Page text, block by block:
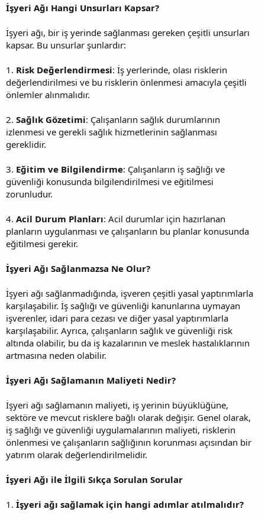
İşyeri Ağı Hangi Unsurları Kapsar?
İşyeri ağı, bir iş yerinde sağlanması gereken çeşitli unsurları
kapsar. Bu unsurlar şunlardır:
1. Risk Değerlendirmesi: İş yerlerinde, olası risklerin
değerlendirilmesi ve bu risklerin önlenmesi amacıyla çeşitli
önlemler alınmalıdır.
2. Sağlık Gözetimi: Çalışanların sağlık durumlarının
izlenmesi ve gerekli sağlık hizmetlerinin sağlanması
gereklidir.
3. Eğitim ve Bilgilendirme: Çalışanların iş sağlığı ve
güvenliği konusunda bilgilendirilmesi ve eğitilmesi
zorunludur.
4. Acil Durum Planları: Acil durumlar için hazırlanan
planların uygulanması ve çalışanların bu planlar konusunda
eğitilmesi gerekir.
İşyeri Ağı Sağlanmazsa Ne Olur?
İşyeri ağı sağlanmadığında, işveren çeşitli yasal yaptırımlarla
karşılaşabilir. İş sağlığı ve güvenliği kanunlarına uymayan
işverenler, idari para cezası ve diğer yasal yaptırımlarla
karşılaşabilir. Ayrıca, çalışanların sağlık ve güvenliği risk
altında olabilir, bu da iş kazalarının ve meslek hastalıklarının
artmasına neden olabilir.
İşyeri Ağı Sağlamanın Maliyeti Nedir?
İşyeri ağı sağlamanın maliyeti, iş yerinin büyüklüğüne,
sektöre ve mevcut risklere bağlı olarak değişir. Genel olarak,
iş sağlığı ve güvenliği uygulamalarının maliyeti, risklerin
önlenmesi ve çalışanların sağlığının korunması açısından bir
yatırım olarak değerlendirilmelidir.
İşyeri Ağı ile İlgili Sıkça Sorulan Sorular
1. İşyeri ağı sağlamak için hangi adımlar atılmalıdır?